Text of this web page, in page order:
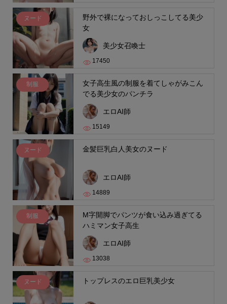
ヌード
野外で裸になっておしっこしてる美少
女
美少女召喚士
17450
制服
女子高生風の制服を着てしゃがみこん
でる美少女のパンチラ
エロAI師
15149
ヌード 金髪巨乳白人美女のヌード
エロAI師
14889
制服
M字開脚でパンツが食い込み過ぎてる
ハミマン女子高生
エロAI師
13038
ヌード トップレスのエロ巨乳美少女